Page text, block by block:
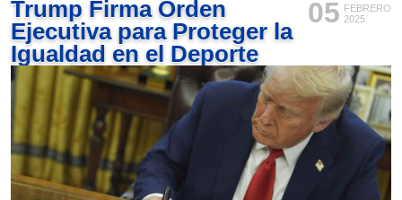
05 FEBRERO
2025
Trump Firma Orden
Ejecutiva para Proteger la
Igualdad en el Deporte